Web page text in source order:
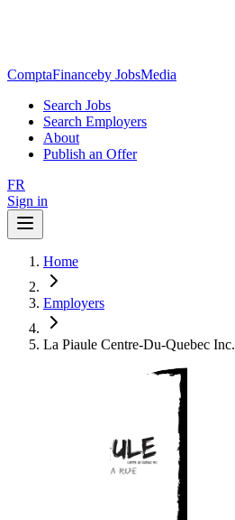
ComptaFinanceby JobsMedia
Search Jobs
Search Employers
About
Publish an Offer
FR
Sign in
Home
Employers
La Piaule Centre-Du-Quebec Inc.